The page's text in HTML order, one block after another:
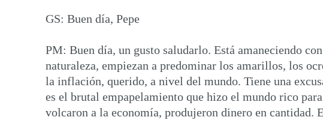
GS: Buen día, Pepe
PM: Buen día, un gusto saludarlo. Está amaneciendo
naturaleza, empiezan a predominar los amarillos, los
la inflación, querido, a nivel del mundo. Tiene una
es el brutal empapelamiento que hizo el mundo rico
volcaron a la economía, produjeron dinero en cantidad.